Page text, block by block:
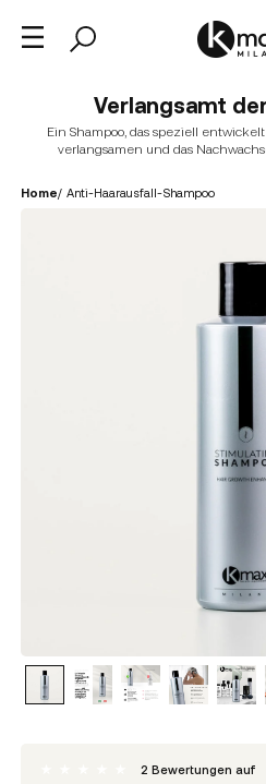
Verlangsamt
Ein Shampoo, das speziell
verlangsamen und das
Home/ Anti-Haarausfall-Shampoo
2 Bewertungen auf